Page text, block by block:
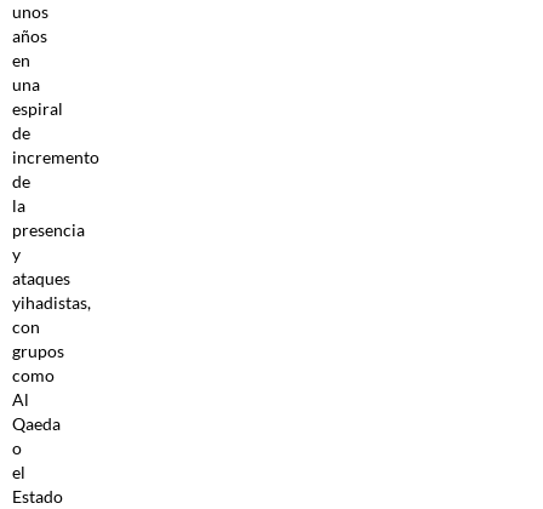
unos
años
en
una
espiral
de
incremento
de
la
presencia
y
ataques
yihadistas,
con
grupos
como
Al
Qaeda
o
el
Estado